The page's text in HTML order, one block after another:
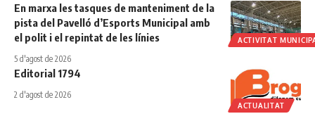
ACTIVITAT
En marxa les tasques de manteniment de la
pista del Pavelló d’Esports Municipal amb
el polit i el repintat de les línies
5 d'agost de 2026
ACTUALITAT
Editorial 1794
2 d'agost de 2026